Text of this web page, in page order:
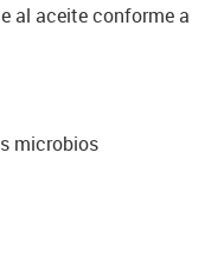
al aceite conforme a
microbios